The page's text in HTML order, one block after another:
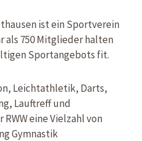
ist ein Sportverein
als 750 Mitglieder halten
Sportangebots fit.
Leichtathletik, Darts,
Lauftreff und
eine Vielzahl von
Gymnastik